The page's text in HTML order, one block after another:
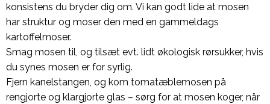
konsistens du bryder dig om. Vi kan godt lide at mosen
har struktur og moser den med en gammeldags
kartoffelmoser.
Smag mosen til, og tilsæt evt. lidt økologisk rørsukker, hvis
du synes mosen er for syrlig.
Fjern kanelstangen, og kom tomatæblemosen på
rengjorte og klargjorte glas – sørg for at mosen koger, når